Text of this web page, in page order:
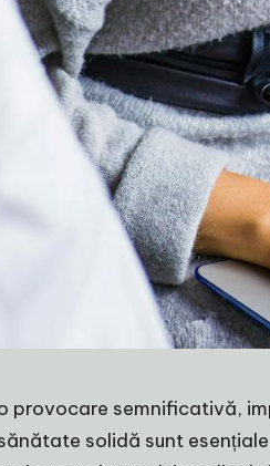
provocare semnificativă,
solidă sunt